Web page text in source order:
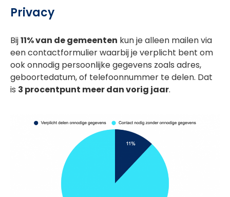
Privacy
Bij11% van de gemeenten kun je alleen mailen via
een contactformulier waarbij je verplicht bent om
ook onnodig persoonlijke gegevens zoals adres,
geboortedatum, of telefoonnummer te delen. Dat
is 3 procentpunt meer dan vorig jaar.